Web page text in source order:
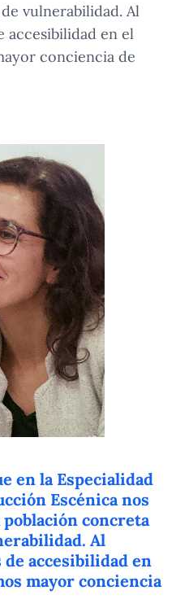
vulnerabilidad. Al
accesibilidad en el
conciencia de
en la Especialidad
Escénica nos
concreta
Al
accesibilidad en
mayor conciencia